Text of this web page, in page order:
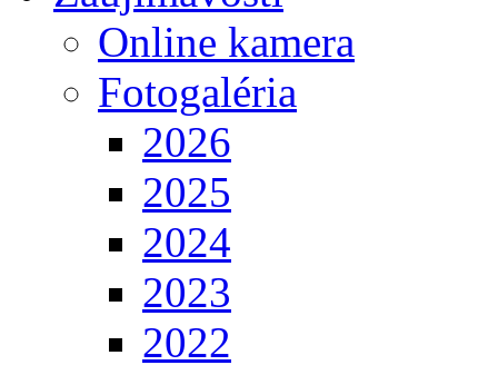
Online kamera
Fotogaléria
2026
2025
2024
2023
2022